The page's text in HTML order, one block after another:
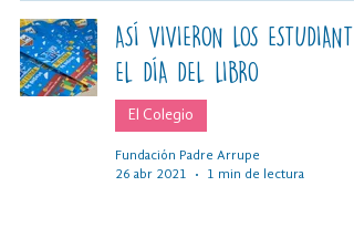
ASÍ VIVIERON LOS
EL DÍA DEL LIBRO
El Colegio
Fundación Padre Arrupe
26 abr 2021
1 min de lectura